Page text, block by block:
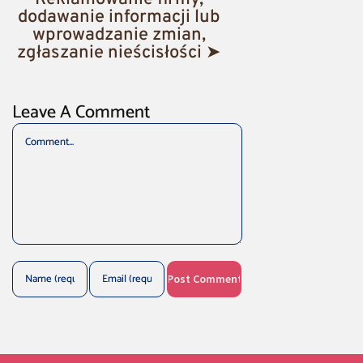
dodawanie informacji lub
wprowadzanie zmian,
zgłaszanie nieścisłości ➤
Leave A Comment
Comment